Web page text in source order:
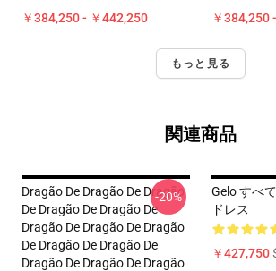
￥384,250 - ￥442,250 ￥384,250
もっと見る
関連商品
Dragão De Dragão De Dragão
De Dragão De Dragão De
Dragão De Dragão De Dragão
De Dragão De Dragão De
Dragão De Dragão De Dragão
-20%
Gelo すべ
ドレス
￥427,750